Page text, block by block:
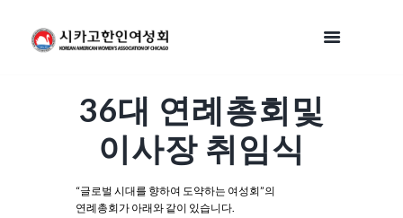
36대 연례총회및
이사장 취임식
“글로벌 시대를 향하여 도약하는 여성회”의
연례총회가 아래와 같이 있습니다.